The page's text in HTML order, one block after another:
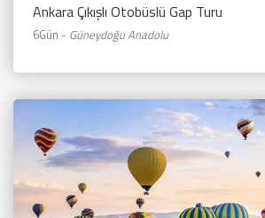
Ankara Çıkışlı Otobüslü Gap Turu
6Gün - Güneydoğu Anadolu